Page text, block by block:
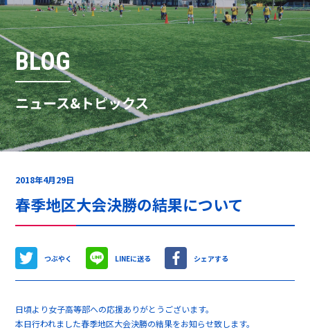
BLOG
ニュース&トピックス
2018年4月29日
春季地区大会決勝の結果について
つぶやく LINEに送る シェアする
日頃より女子高等部への応援ありがとうございます。
本日行われました春季地区大会決勝の結果をお知らせ致します。